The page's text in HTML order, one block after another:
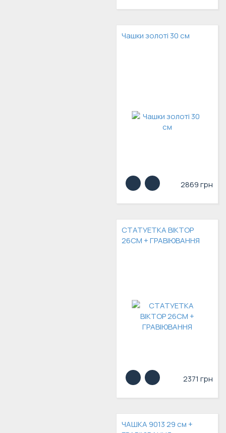
Чашки золоті 30 см
2869 грн
СТАТУЕТКА ВІКТОР
26СМ + ГРАВІЮВАННЯ
2371 грн
ЧАШКА 9013 29 см +